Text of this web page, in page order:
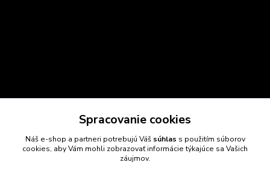
Spracovanie cookies
Náš e-shop a partneri potrebujú Váš súhlas s použitím súborov
cookies, aby Vám mohli zobrazovať informácie týkajúce sa Vašich
záujmov.